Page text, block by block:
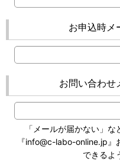
お申込時メ
お問い合わせ
「メールが届かない」
『info@c-labo-online.jp
できるよ